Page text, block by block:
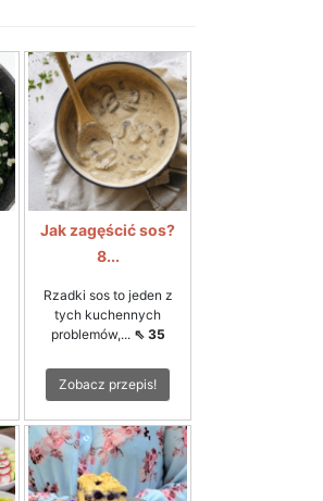
Jak zagęścić sos?
8...
Rzadki sos to jeden z
tych kuchennych
problemów,... ⇖ 35
Zobacz przepis!